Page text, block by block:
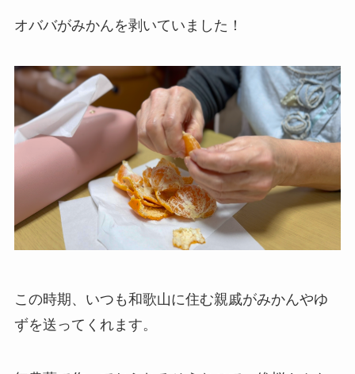
オババがみかんを剥いていました！
この時期、いつも和歌山に住む親戚がみかんやゆ
ずを送ってくれます。